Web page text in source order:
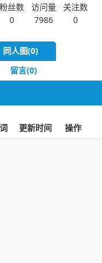
粉丝数
0
访问量
7986
关注数
0
同人图(0)
留言(0)
更新时间 操作